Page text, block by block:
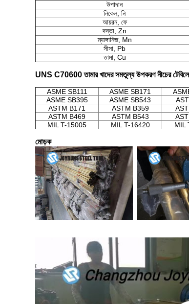
উপাদান
নিকেল, নি
আয়রন, ফে
দস্তা, Zn
ম্যাঙ্গানিজ, Mn
সীসা, Pb
তামা, Cu
UNS C70600 তামার খাদের সমতুল্য উপকরণ নীচের
ASME SB111 ASME SB171
ASME SB395
ASME SB543
ASTM B171
ASTM B359
ASTM B469
ASTM B543
MIL T-15005
MIL T-16420 MIL
মোড়ক